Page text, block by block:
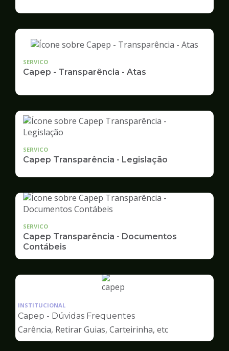
SERVICO
Capep - Transparência - Atas
SERVICO
Capep Transparência - Legislação
SERVICO
Capep Transparência - Documentos
Contábeis
Ilustração
pagina
de
Capep
INSTITUCIONAL
Capep - Dúvidas Frequentes
Carência, Retirar Guias, Carteirinha, etc